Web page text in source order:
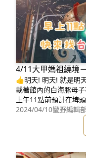
4/11大甲媽祖繞境
👍明天! 明天! 就是明
載著館內的白海豚母
上午11點前預計在埤
歡迎各位鄉親朋友來
發一篇實況貼文，加
🤩請期待明天媽祖魚
2024/04/10蠻野編輯部